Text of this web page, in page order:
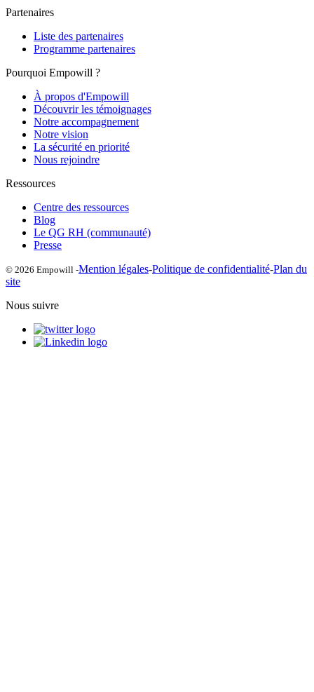
Partenaires
Liste des partenaires
Programme partenaires
Pourquoi Empowill ?
À propos d'Empowill
Découvrir les témoignages
Notre accompagnement
Notre vision
La sécurité en priorité
Nous rejoindre
Ressources
Centre des ressources
Blog
Le QG RH (communauté)
Presse
© 2026 Empowill -Mention légales-Politique de confidentialité-Plan du
site
Nous suivre